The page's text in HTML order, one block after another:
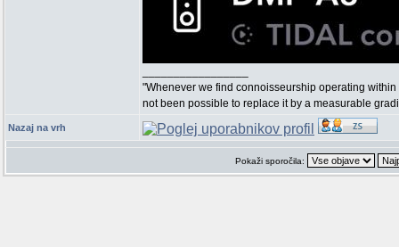
"Whenever we find connoisseurship operating
not been possible to replace it by a measurable
Nazaj na vrh
Pokaži sporočila: